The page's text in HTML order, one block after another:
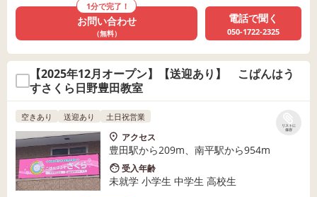
1分で完了！
お問い合わせ
（無料）
電話で聞く
050-1722-2325
【2025年12月オープン】【送迎あり】 こぱんはう
すさくら日野豊田教室
リストに
保存
空きあり 送迎あり 土日祝営業
アクセス
豊田駅から209m、南平駅から954m
受入年齢
未就学 小学生 中学生 高校生